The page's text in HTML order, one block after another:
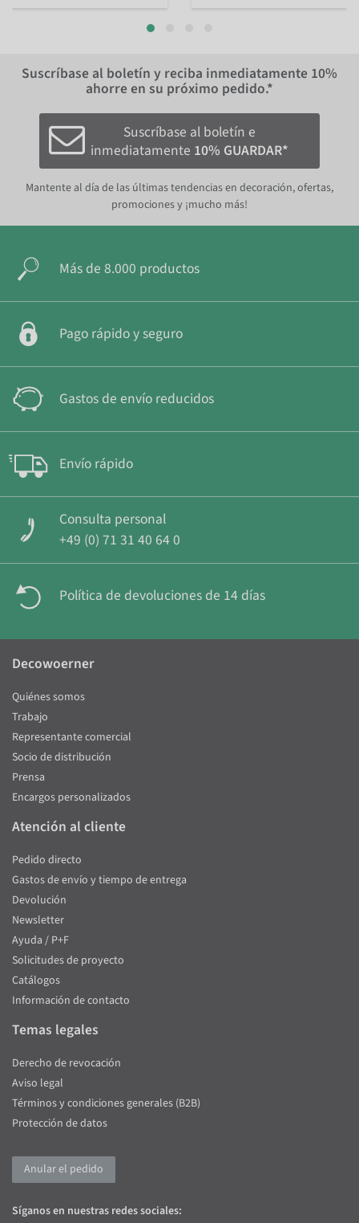
Suscríbase al boletín y reciba inmediatamente 10%
ahorre en su próximo pedido.*
Suscríbase al boletín e
inmediatamente 10% GUARDAR*
Mantente al día de las últimas tendencias en decoración, ofertas,
promociones y ¡mucho más!
Más de 8.000 productos
Pago rápido y seguro
Gastos de envío reducidos
Envío rápido
Consulta personal
+49 (0) 71 31 40 64 0
Política de devoluciones de 14 días
Decowoerner
Quiénes somos
Trabajo
Representante comercial
Socio de distribución
Prensa
Encargos personalizados
Atención al cliente
Pedido directo
Gastos de envío y tiempo de entrega
Devolución
Newsletter
Ayuda / P+F
Solicitudes de proyecto
Catálogos
Información de contacto
Temas legales
Derecho de revocación
Aviso legal
Términos y condiciones generales (B2B)
Protección de datos
Anular el pedido
Síganos en nuestras redes sociales: